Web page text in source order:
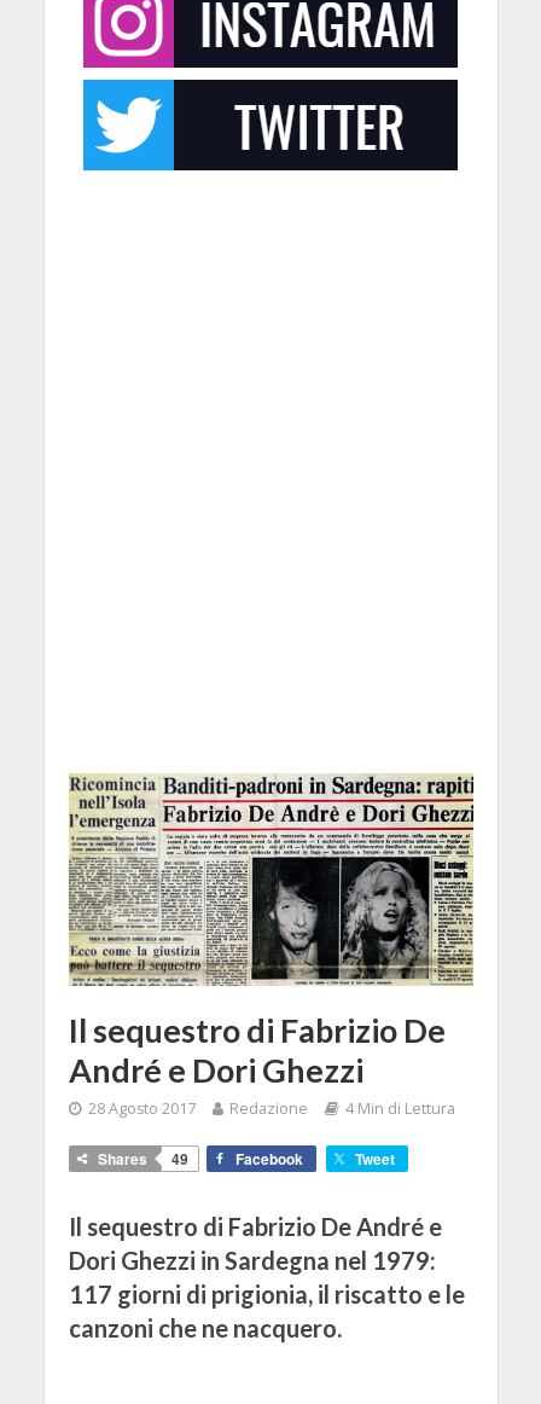
Il sequestro di Fabrizio De
André e Dori Ghezzi
28 Agosto 2017 Redazione 4 Min di Lettura
Shares 49 Facebook Tweet
Il sequestro di Fabrizio De André e
Dori Ghezzi in Sardegna nel 1979:
117 giorni di prigionia, il riscatto e le
canzoni che ne nacquero.